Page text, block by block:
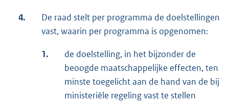
4.
De raad stelt per programma de doelstellingen
vast, waarin per programma is opgenomen:
1.
de doelstelling, in het bijzonder de
beoogde maatschappelijke effecten, ten
minste toegelicht aan de hand van de bij
ministeriële regeling vast te stellen